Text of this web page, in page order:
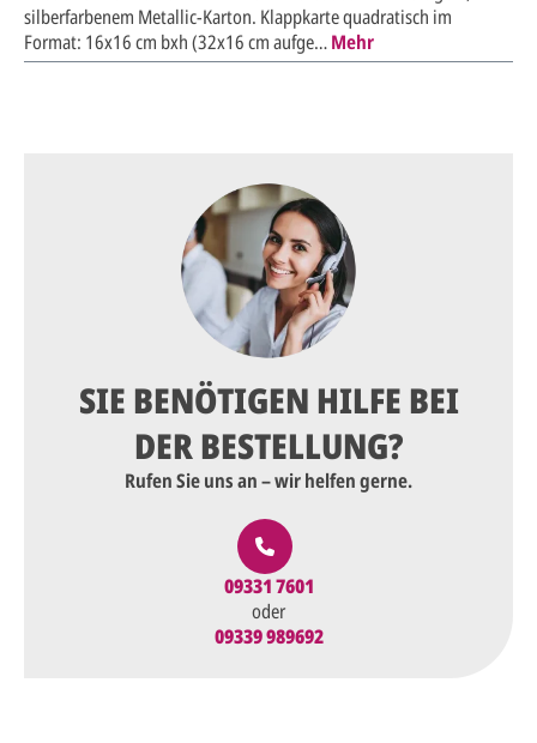
silberfarbenem Metallic-Karton. Klappkarte quadratisch im
Format: 16x16 cm bxh (32x16 cm aufge…Mehr
SIE BENÖTIGEN HILFE BEI
DER BESTELLUNG?
Rufen Sie uns an – wir helfen gerne.
09331 7601
oder
09339 989692